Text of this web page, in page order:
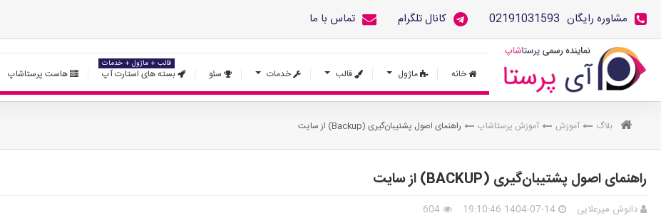
مشاوره رایگان 02191031593 کانال تلگرام تماس با ما
خانه ماژول قالب خدمات سئو بسته های استارت آپ
قالب + ماژول + خدمات
هاست پرستاشاپ
بلاگ آموزش آموزش پرستاشاپ راهنمای اصول پشتیبان‌گیری (Backup) از سایت
راهنمای اصول پشتیبان‌گیری (BACKUP) از سایت
دانوش میرعلایی 1404-07-14 19:10:46